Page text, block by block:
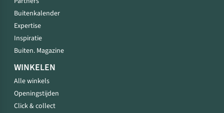
Buitenkalender
Expertise
Inspiratie
Buiten. Magazine
WINKELEN
Alle winkels
Openingstijden
Click & collect